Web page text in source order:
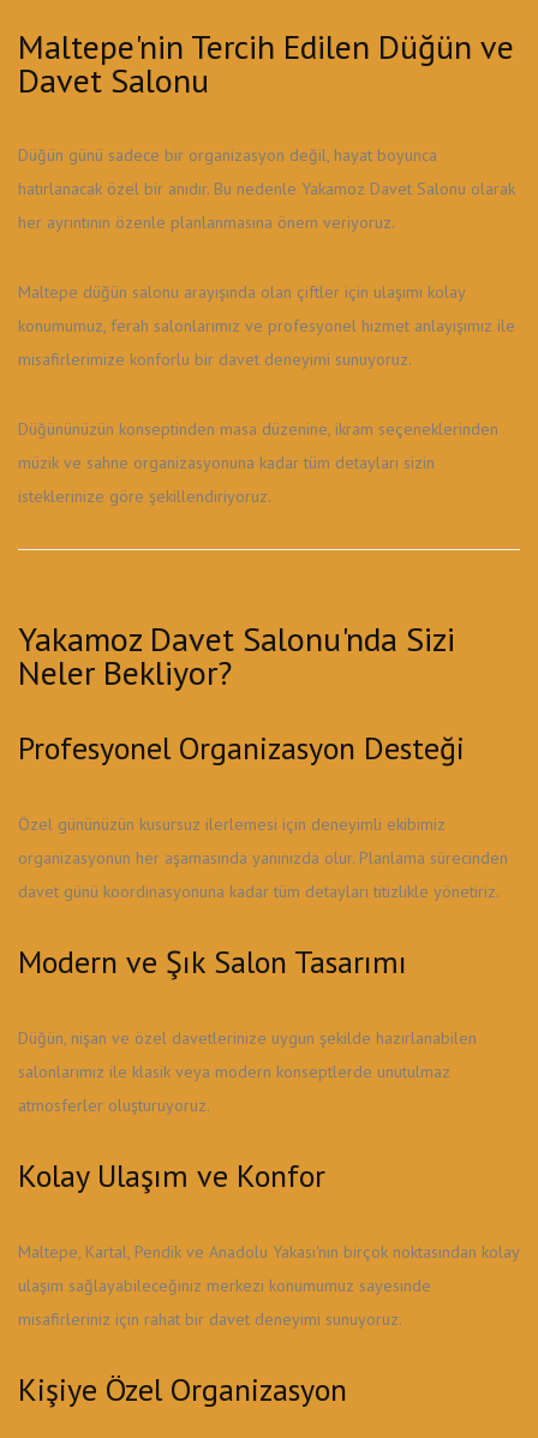
Maltepe'nin Tercih Edilen Düğün ve
Davet Salonu
Düğün günü sadece bir organizasyon değil, hayat boyunca
hatırlanacak özel bir anıdır. Bu nedenle Yakamoz Davet Salonu olarak
her ayrıntının özenle planlanmasına önem veriyoruz.
Maltepe düğün salonu arayışında olan çiftler için ulaşımı kolay
konumumuz, ferah salonlarımız ve profesyonel hizmet anlayışımız ile
misafirlerimize konforlu bir davet deneyimi sunuyoruz.
Düğününüzün konseptinden masa düzenine, ikram seçeneklerinden
müzik ve sahne organizasyonuna kadar tüm detayları sizin
isteklerinize göre şekillendiriyoruz.
Yakamoz Davet Salonu'nda Sizi
Neler Bekliyor?
Profesyonel Organizasyon Desteği
Özel gününüzün kusursuz ilerlemesi için deneyimli ekibimiz
organizasyonun her aşamasında yanınızda olur. Planlama sürecinden
davet günü koordinasyonuna kadar tüm detayları titizlikle yönetiriz.
Modern ve Şık Salon Tasarımı
Düğün, nişan ve özel davetlerinize uygun şekilde hazırlanabilen
salonlarımız ile klasik veya modern konseptlerde unutulmaz
atmosferler oluşturuyoruz.
Kolay Ulaşım ve Konfor
Maltepe, Kartal, Pendik ve Anadolu Yakası'nın birçok noktasından kolay
ulaşım sağlayabileceğiniz merkezi konumumuz sayesinde
misafirleriniz için rahat bir davet deneyimi sunuyoruz.
Kişiye Özel Organizasyon